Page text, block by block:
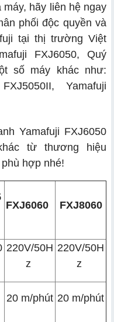
hãy liên hệ ngay
phối độc quyền và
tại thị trường Việt
FXJ6050, Quý
số máy khác như:
FXJ5050II, Yamafuji
Yamafuji FXJ6050
từ thương hiệu
hợp nhé!
FXJ6060 FXJ8060
220V/50H
z
220V/50H
z
20 m/phút 20 m/phút